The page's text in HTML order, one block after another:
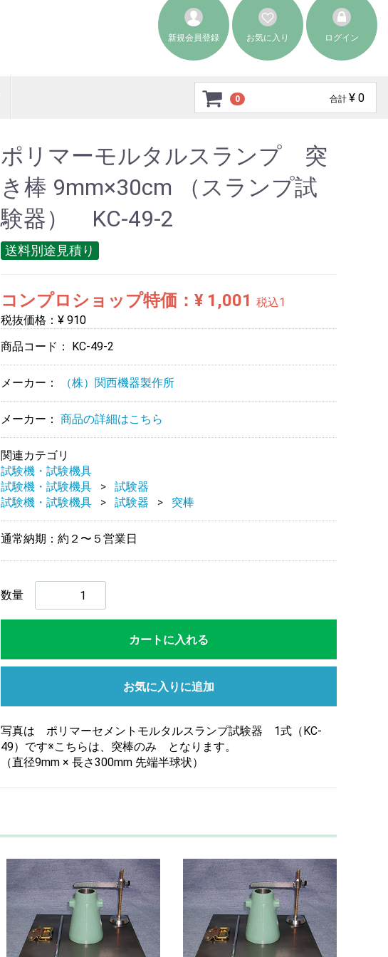
新規会員登録 お気に入り ログイン
0 合計 ¥ 0
ポリマーモルタルスランプ 突
き棒 9mm×30cm （スランプ試
験器） KC-49-2
送料別途見積り
コンプロショップ特価：¥ 1,001 税込1
税抜価格：¥ 910
商品コード： KC-49-2
メーカー： （株）関西機器製作所
メーカー： 商品の詳細はこちら
関連カテゴリ
試験機・試験機具
試験機・試験機具
試験器
試験機・試験機具
試験器 突棒
通常納期：約２〜５営業日
数量
カートに入れる
お気に入りに追加
写真は ポリマーセメントモルタルスランプ試験器 1式（KC-
49）です※こちらは、突棒のみ となります。
（直径9mm × 長さ300mm 先端半球状）